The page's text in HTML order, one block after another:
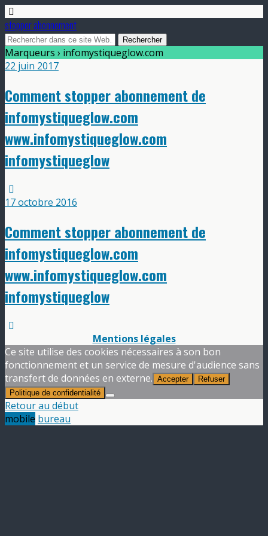
stopper abonnement
Marqueurs › infomystiqueglow.com
22 juin 2017
Comment stopper abonnement de
infomystiqueglow.com
www.infomystiqueglow.com
infomystiqueglow
17 octobre 2016
Comment stopper abonnement de
infomystiqueglow.com
www.infomystiqueglow.com
infomystiqueglow
Mentions légales
Ce site utilise des cookies nécessaires à son bon
fonctionnement et un service de mesure d'audience sans
transfert de données en externe. Accepter
Refuser
Politique de confidentialité
Retour au début
mobile bureau